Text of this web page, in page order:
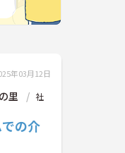
年03月12日
里
社
の介